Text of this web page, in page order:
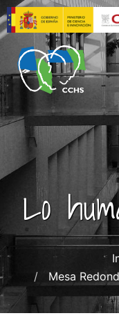
Skip
to
main
content
Lo
Mesa